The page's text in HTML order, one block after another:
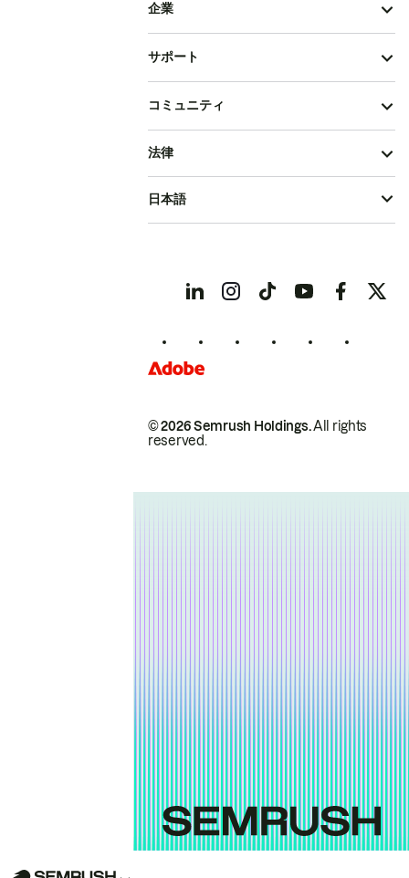
企業
サポート
コミュニティ
© 2026 Semrush Holdings.All rights
reserved.
法律
日本語